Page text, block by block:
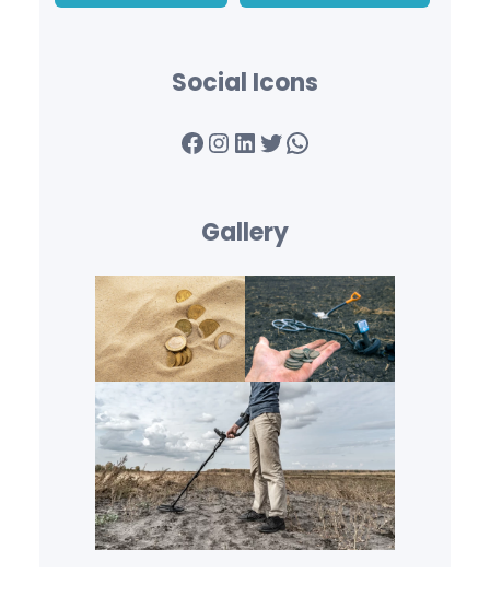
Social Icons
Facebook InstagramLinkedIn Twitter WhatsApp
Gallery